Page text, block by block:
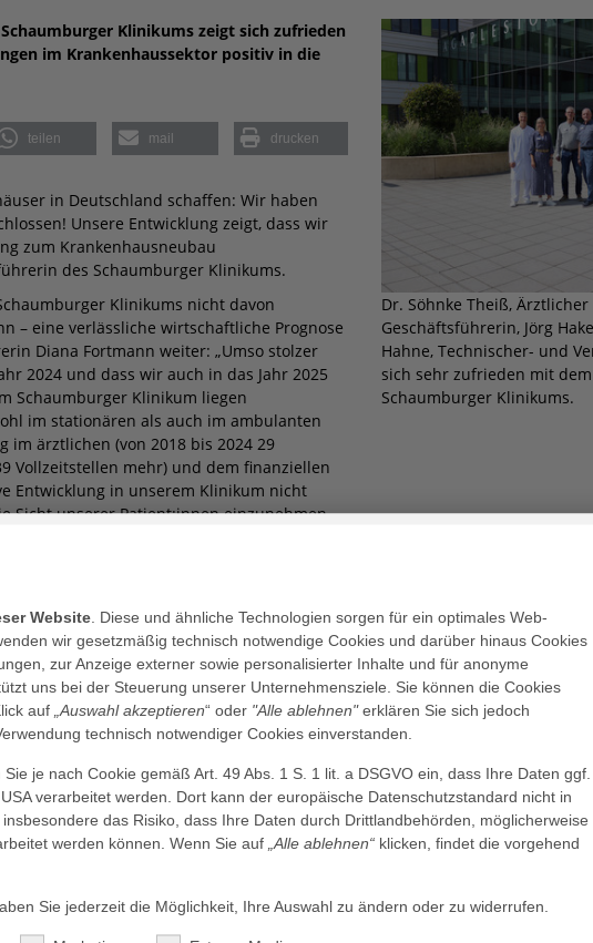
Klinikums zeigt sich zufrieden
im Krankenhaussektor positiv in die
teilen mail drucken
in Deutschland schaffen: Wir haben
Unsere Entwicklung zeigt, dass wir
zum Krankenhausneubau
des Schaumburger Klinikums.
Klinikums nicht davon
– eine verlässliche wirtschaftliche Prognose
Diana Fortmann weiter: „Umso stolzer
2024 und dass wir auch in das Jahr 2025
Schaumburger Klinikum liegen
im stationären als auch im ambulanten
im ärztlichen (von 2018 bis 2024 29
Vollzeitstellen mehr) und dem finanziellen
Entwicklung in unserem Klinikum nicht
Sicht unserer Patient:innen einzunehmen
Fokus setzen.“
vor einigen Herausforderungen und man
(KHVVG) oder die
Qualität der Behandlung für die
und Herausforderungen: „Der
ist hoch. Als Schaumburger
vielen Zertifikate, die die Qualität unserer
die aktuell geplanten oder sich in der
Sicherheit oder verlässliche
Bürokratieabbau“, ist Fortmann
des Schaumburger Klinikums ein wichtiger
in der Notaufnahme 2024 knapp 2.800
Jörg Hake, Pflegedirektor, und Dr.
ist unsere ZNA für 25.000 Notfallkontakte
landen“, ergänzt der
des ambulanten und stationären
Dr. Söhnke Theiß,
Geschäftsführerin, Jörg
Hahne, Technischer- und
sich sehr zufrieden mit
Schaumburger Klinikums.
Website . Diese und ähnliche Technologien sorgen für ein optimales Web-
wir gesetzmäßig technisch notwendige Cookies und darüber hinaus Cookies
zur Anzeige externer sowie personalisierter Inhalte und für anonyme
uns bei der Steuerung unserer Unternehmensziele. Sie können die Cookies
auf „Auswahl akzeptieren“ oder "Alle ablehnen"erklären Sie sich jedoch
technisch notwendiger Cookies einverstanden.
je nach Cookie gemäß Art. 49 Abs. 1 S. 1 lit. a DSGVO ein, dass Ihre Daten ggf.
verarbeitet werden. Dort kann der europäische Datenschutzstandard nicht in
das Risiko, dass Ihre Daten durch Drittlandbehörden, möglicherweise
werden können. Wenn Sie auf „Alle ablehnen“ klicken, findet die vorgehend
Sie jederzeit die Möglichkeit, Ihre Auswahl zu ändern oder zu widerrufen.